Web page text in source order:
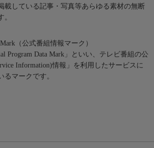
載している記事・写真等あらゆる素材の無断
（公式番組情報マーク）
Program Data Mark」といい、テレビ番組の公
Information)情報」を利用したサービスに
るマークです。